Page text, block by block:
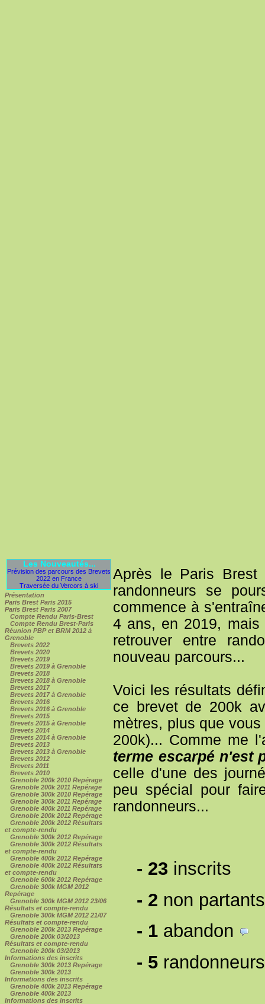
Les Nouveautés...
Prévision des parcours des Brevets
2022 en France
Traversée du Vercors à ski
Présentation
Paris Brest Paris 2015
Paris Brest Paris 2007
Compte Rendu Paris-Brest
Compte Rendu Brest-Paris
Réunion PBP et BRM 2012 à
Grenoble
Brevets 2022
Brevets 2020
Brevets 2019
Brevets 2019 à Grenoble
Brevets 2018
Brevets 2018 à Grenoble
Brevets 2017
Brevets 2017 à Grenoble
Brevets 2016
Brevets 2016 à Grenoble
Brevets 2015
Brevets 2015 à Grenoble
Brevets 2014
Brevets 2014 à Grenoble
Brevets 2013
Brevets 2013 à Grenoble
Brevets 2012
Brevets 2011
Brevets 2010
Grenoble 200k 2010 Repérage
Grenoble 200k 2011 Repérage
Grenoble 300k 2010 Repérage
Grenoble 300k 2011 Repérage
Grenoble 400k 2011 Repérage
Grenoble 200k 2012 Repérage
Grenoble 200k 2012 Résultats
et compte-rendu
Grenoble 300k 2012 Repérage
Grenoble 300k 2012 Résultats
et compte-rendu
Grenoble 400k 2012 Repérage
Grenoble 400k 2012 Résultats
et compte-rendu
Grenoble 600k 2012 Repérage
Grenoble 300k MGM 2012
Repérage
Grenoble 300k MGM 2012 23/06
Résultats et compte-rendu
Grenoble 300k MGM 2012 21/07
Résultats et compte-rendu
Grenoble 200k 2013 Repérage
Grenoble 200k 03/2013
Résultats et compte-rendu
Grenoble 200k 03/2013
Informations des inscrits
Grenoble 300k 2013 Repérage
Grenoble 300k 2013
Informations des inscrits
Grenoble 400k 2013 Repérage
Grenoble 400k 2013
Informations des inscrits
Après le Paris
randonneurs se
commence à
4 ans, en 2019,
retrouver entre
nouveau parcours...
Voici les résultats
ce brevet de 200k
mètres, plus que
200k)... Comme me
terme escarpén'est
celle d'une des
peu spécial pour
randonneurs...
- 23 inscrits
- 2 non
- 1 abandon
- 5